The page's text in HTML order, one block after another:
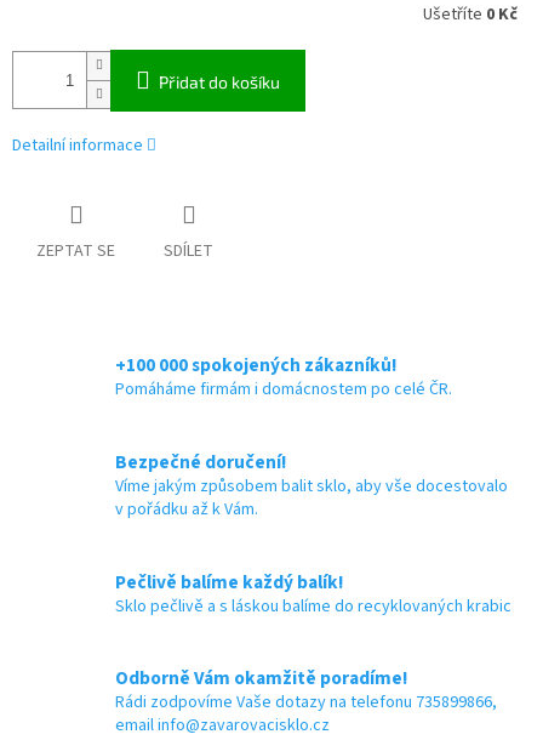
Ušetříte 0 Kč
Přidat do košíku
Detailní informace
ZEPTAT SE SDÍLET
+100 000 spokojených zákazníků!
Pomáháme firmám i domácnostem po celé ČR.
Bezpečné doručení!
Víme jakým způsobem balit sklo, aby vše docestovalo
v pořádku až k Vám.
Pečlivě balíme každý balík!
Sklo pečlivě a s láskou balíme do recyklovaných krabic
Odborně Vám okamžitě poradíme!
Rádi zodpovíme Vaše dotazy na telefonu 735899866,
email info@zavarovacisklo.cz